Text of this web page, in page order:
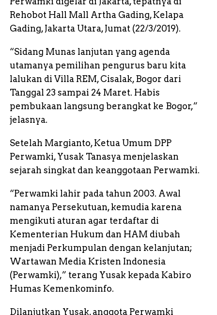
Rehobot Hall Mall Artha Gading, Kelapa
Gading, Jakarta Utara, Jumat (22/3/2019).
“Sidang Munas lanjutan yang agenda
utamanya pemilihan pengurus baru kita
lalukan di Villa REM, Cisalak, Bogor dari
Tanggal 23 sampai 24 Maret. Habis
pembukaan langsung berangkat ke Bogor,”
jelasnya.
Setelah Margianto, Ketua Umum DPP
Perwamki, Yusak Tanasya menjelaskan
sejarah singkat dan keanggotaan Perwamki.
“Perwamki lahir pada tahun 2003. Awal
namanya Persekutuan, kemudia karena
mengikuti aturan agar terdaftar di
Kementerian Hukum dan HAM diubah
menjadi Perkumpulan dengan kelanjutan;
Wartawan Media Kristen Indonesia
(Perwamki),” terang Yusak kepada Kabiro
Humas Kemenkominfo.
Dilanjutkan Yusak, anggota Perwamki